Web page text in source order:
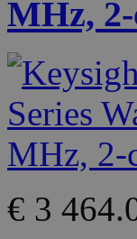
MHz,
€ 3